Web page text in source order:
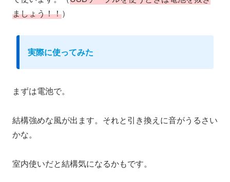
ましょう！！）
実際に使ってみた
まずは電池で。
結構強めな風が出ます。それと引き換えに音がうるさい
かな。
室内使いだと結構気になるかもです。